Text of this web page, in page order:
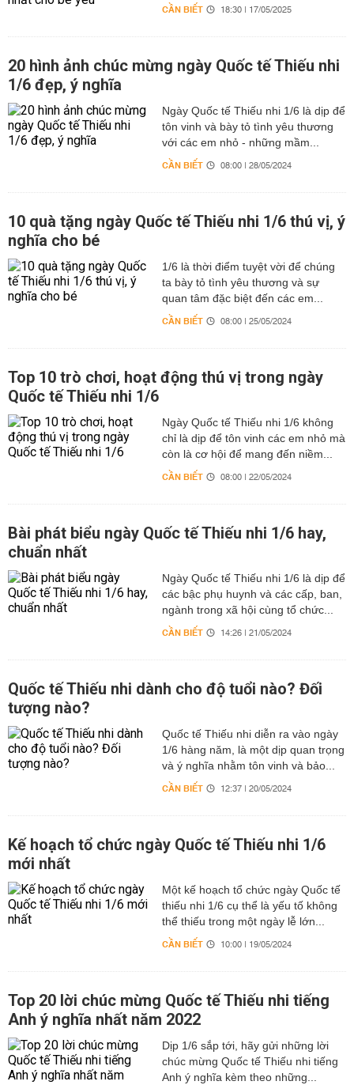
CẦN BIẾT 18:30 | 17/05/2025
20 hình ảnh chúc mừng ngày Quốc tế Thiếu nhi
1/6 đẹp, ý nghĩa
Ngày Quốc tế Thiếu nhi 1/6 là dịp để
tôn vinh và bày tỏ tình yêu thương
với các em nhỏ - những mầm...
CẦN BIẾT 08:00 | 28/05/2024
10 quà tặng ngày Quốc tế Thiếu nhi 1/6 thú vị, ý
nghĩa cho bé
1/6 là thời điểm tuyệt vời để chúng
ta bày tỏ tình yêu thương và sự
quan tâm đặc biệt đến các em...
CẦN BIẾT 08:00 | 25/05/2024
Top 10 trò chơi, hoạt động thú vị trong ngày
Quốc tế Thiếu nhi 1/6
Ngày Quốc tế Thiếu nhi 1/6 không
chỉ là dịp để tôn vinh các em nhỏ mà
còn là cơ hội để mang đến niềm...
CẦN BIẾT 08:00 | 22/05/2024
Bài phát biểu ngày Quốc tế Thiếu nhi 1/6 hay,
chuẩn nhất
Ngày Quốc tế Thiếu nhi 1/6 là dịp để
các bậc phụ huynh và các cấp, ban,
ngành trong xã hội cùng tổ chức...
CẦN BIẾT 14:26 | 21/05/2024
Quốc tế Thiếu nhi dành cho độ tuổi nào? Đối
tượng nào?
Quốc tế Thiếu nhi diễn ra vào ngày
1/6 hàng năm, là một dịp quan trọng
và ý nghĩa nhằm tôn vinh và bảo...
CẦN BIẾT 12:37 | 20/05/2024
Kế hoạch tổ chức ngày Quốc tế Thiếu nhi 1/6
mới nhất
Một kế hoạch tổ chức ngày Quốc tế
thiếu nhi 1/6 cụ thể là yếu tố không
thể thiếu trong một ngày lễ lớn...
CẦN BIẾT 10:00 | 19/05/2024
Top 20 lời chúc mừng Quốc tế Thiếu nhi tiếng
Anh ý nghĩa nhất năm 2022
Dịp 1/6 sắp tới, hãy gửi những lời
chúc mừng Quốc tế Thiếu nhi tiếng
Anh ý nghĩa kèm theo những...